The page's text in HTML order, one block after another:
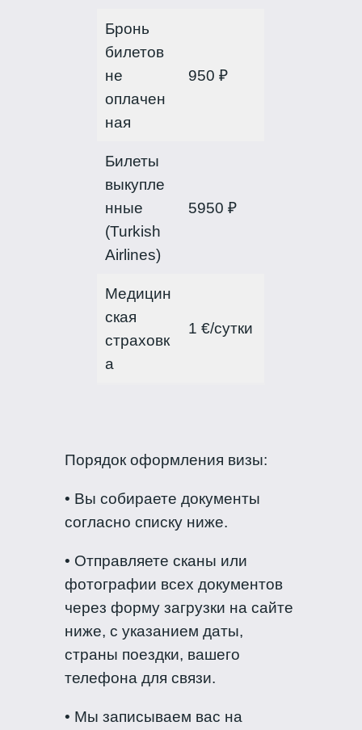
Бронь
билетов
не
оплачен
ная
950 ₽
Билеты
выкупле
нные
(Turkish
Airlines)
5950 ₽
Медицин
ская
страховк
а
1 €/сутки
Порядок оформления визы:
• Вы собираете документы
согласно списку ниже.
• Отправляете сканы или
фотографии всех документов
через форму загрузки на сайте
ниже, с указанием даты,
страны поездки, вашего
телефона для связи.
• Мы записываем вас на